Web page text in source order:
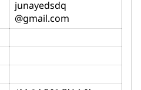
junayedsdq
@gmail.com